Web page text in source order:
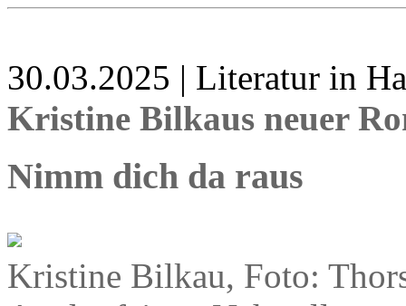
30.03.2025 | Literatur in
Kristine Bilkaus neuer
Nimm dich da raus
Kristine Bilkau, Foto: